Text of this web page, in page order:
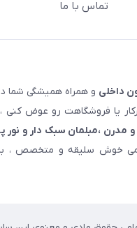
تماس با ما
داخلی و همراه همیشگی شما
یا فروشگاهت رو عوض کنی ،
،مبلمان سبک دار و نور
خوش سلیقه و متخصص ، با